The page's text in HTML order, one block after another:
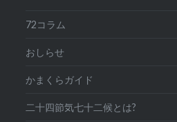
72コラム
おしらせ
かまくらガイド
二十四節気七十二候とは?